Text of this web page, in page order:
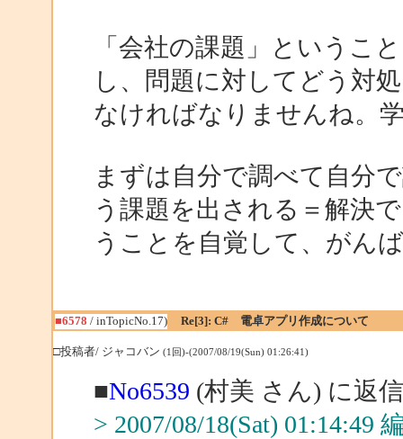
「会社の課題」というこ
し、問題に対してどう対
なければなりませんね。
まずは自分で調べて自分
う課題を出される＝解決
うことを自覚して、がん
■6578 / inTopicNo.17) Re[3]: C# 電卓アプリ作成について
□投稿者/ ジャコバン (1回)-(2007/08/19(Sun) 01:26:41)
■No6539 (村美 さん) に返信
> 2007/08/18(Sat) 01:14:49